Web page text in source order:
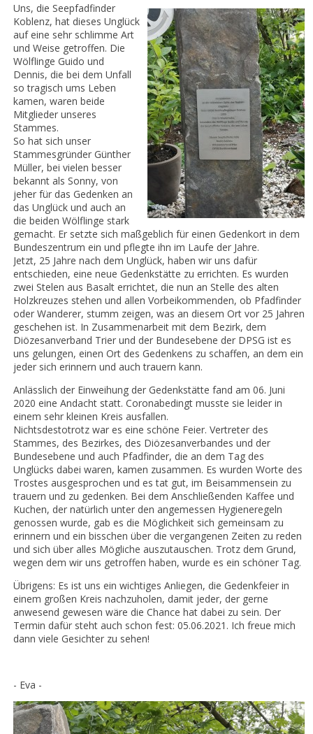
Uns, die Seepfadfinder
Koblenz, hat dieses Unglück
auf eine sehr schlimme Art
und Weise getroffen. Die
Wölflinge Guido und
Dennis, die bei dem Unfall
so tragisch ums Leben
kamen, waren beide
Mitglieder unseres
Stammes.
So hat sich unser
Stammesgründer Günther
Müller, bei vielen besser
bekannt als Sonny, von
jeher für das Gedenken an
das Unglück und auch an
die beiden Wölflinge stark
gemacht. Er setzte sich maßgeblich für einen Gedenkort in dem
Bundeszentrum ein und pflegte ihn im Laufe der Jahre.
Jetzt, 25 Jahre nach dem Unglück, haben wir uns dafür
entschieden, eine neue Gedenkstätte zu errichten. Es wurden
zwei Stelen aus Basalt errichtet, die nun an Stelle des alten
Holzkreuzes stehen und allen Vorbeikommenden, ob Pfadfinder
oder Wanderer, stumm zeigen, was an diesem Ort vor 25 Jahren
geschehen ist. In Zusammenarbeit mit dem Bezirk, dem
Diözesanverband Trier und der Bundesebene der DPSG ist es
uns gelungen, einen Ort des Gedenkens zu schaffen, an dem ein
jeder sich erinnern und auch trauern kann.
Anlässlich der Einweihung der Gedenkstätte fand am 06. Juni
2020 eine Andacht statt. Coronabedingt musste sie leider in
einem sehr kleinen Kreis ausfallen.
Nichtsdestotrotz war es eine schöne Feier. Vertreter des
Stammes, des Bezirkes, des Diözesanverbandes und der
Bundesebene und auch Pfadfinder, die an dem Tag des
Unglücks dabei waren, kamen zusammen. Es wurden Worte des
Trostes ausgesprochen und es tat gut, im Beisammensein zu
trauern und zu gedenken. Bei dem Anschließenden Kaffee und
Kuchen, der natürlich unter den angemessen Hygieneregeln
genossen wurde, gab es die Möglichkeit sich gemeinsam zu
erinnern und ein bisschen über die vergangenen Zeiten zu reden
und sich über alles Mögliche auszutauschen. Trotz dem Grund,
wegen dem wir uns getroffen haben, wurde es ein schöner Tag.
Übrigens: Es ist uns ein wichtiges Anliegen, die Gedenkfeier in
einem großen Kreis nachzuholen, damit jeder, der gerne
anwesend gewesen wäre die Chance hat dabei zu sein. Der
Termin dafür steht auch schon fest: 05.06.2021. Ich freue mich
dann viele Gesichter zu sehen!
- Eva -